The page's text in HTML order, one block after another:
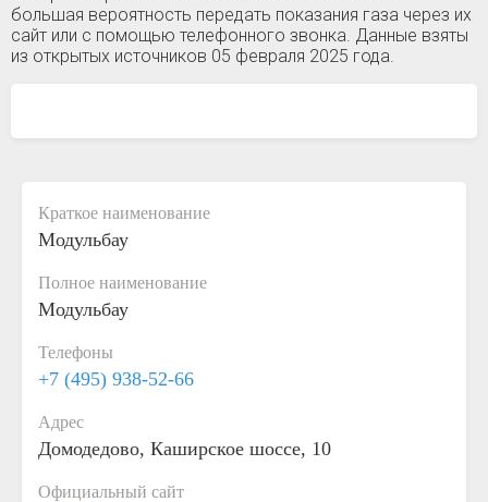
большая вероятность передать показания газа через их
сайт или с помощью телефонного звонка. Данные взяты
из открытых источников 05 февраля 2025 года.
Краткое наименование
Модульбау
Полное наименование
Модульбау
Телефоны
+7 (495) 938-52-66
Адрес
Домодедово, Каширское шоссе, 10
Официальный сайт